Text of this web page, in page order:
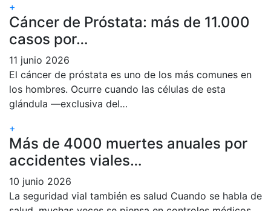
+
Cáncer de Próstata: más de 11.000
casos por…
11 junio 2026
El cáncer de próstata es uno de los más comunes en
los hombres. Ocurre cuando las células de esta
glándula —exclusiva del…
+
Más de 4000 muertes anuales por
accidentes viales…
10 junio 2026
La seguridad vial también es salud Cuando se habla de